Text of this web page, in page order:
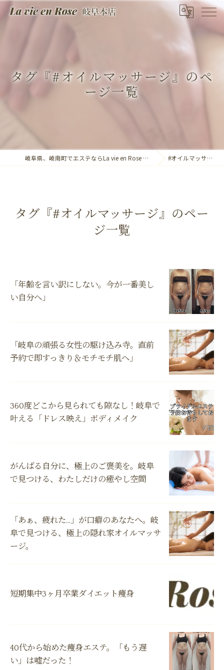
タグ『#オイルマッサージ』のペ
ージ一覧
岐阜県、岐南町でエステならLa vie en Rose 岐阜本店 #オイルマッサージ
タグ『#オイルマッサージ』のペー
ジ一覧
「年齢を言い訳にしない。今が一番美し
い自分へ」
「岐阜の頑張る女性の駆け込み寺。直前
予約で即すっきり＆モチモチ肌へ」
360度どこから見られても隙なし！岐阜で
叶える「ドレス映え」ボディメイク
がんばる自分に、極上のご褒美を。岐阜
で見つける、わたしだけの癒やし空間
「あぁ、疲れた…」が口癖のあなたへ。岐
阜で見つける、極上の隠れ家オイルマッサ
ージ。
短期集中3ヶ月卒業ダイエット痩身
40代から始めた痩身エステ。「もう遅
い」は嘘だった！